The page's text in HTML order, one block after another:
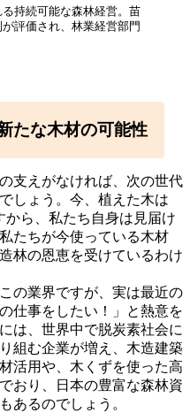
持続可能な森林経営。苗
評価され、林業経営部門
たな木材の可能性
支えがなければ、次の世代
しょう。今、植えた木は
から、私たち自身は見届け
たちが今使っている木材
林の恩恵を受けているわけ
の業界ですが、実は最近の
仕事をしたい！」と熱意を
は、世界中で脱炭素社会に
組む企業が増え、木造建築
活用や、木くずを使った高
おり、日本の豊富な森林資
あるのでしょう。